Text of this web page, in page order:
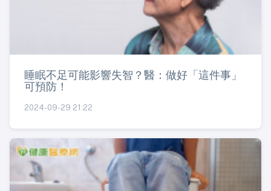
睡眠不足可能影響失智？醫：做好「這件事」
可預防！
2024-09-29 21:22